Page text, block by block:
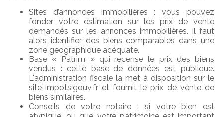
Sites d’annonces immobilières : vous pouvez
fonder votre estimation sur les prix de vente
demandés sur les annonces immobilières. Il faut
alors identifier des biens comparables dans une
zone géographique adéquate.
Base « Patrim » qui recense le prix des biens
vendus : cette base de données est publique.
L'administration fiscale la met à disposition sur le
site impots.gouv.fr et fournit le prix de vente de
biens similaires.
Conseils de votre notaire : si votre bien est